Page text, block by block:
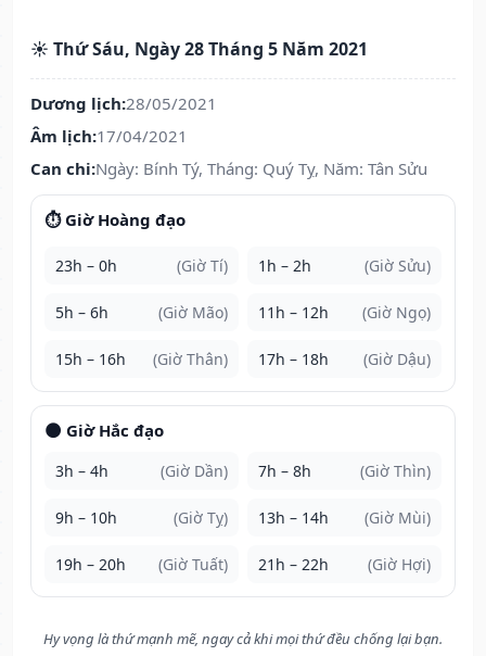
☀️ Thứ Sáu, Ngày 28 Tháng 5 Năm 2021
Dương lịch:28/05/2021
Âm lịch:17/04/2021
Can chi:Ngày: Bính Tý, Tháng: Quý Tỵ, Năm: Tân Sửu
⏱️ Giờ Hoàng đạo
23h – 0h (Giờ Tí) 1h – 2h (Giờ Sửu)
5h – 6h (Giờ Mão) 11h – 12h (Giờ Ngọ)
15h – 16h (Giờ Thân) 17h – 18h (Giờ Dậu)
🌑 Giờ Hắc đạo
3h – 4h (Giờ Dần) 7h – 8h (Giờ Thìn)
9h – 10h (Giờ Tỵ) 13h – 14h (Giờ Mùi)
19h – 20h (Giờ Tuất) 21h – 22h (Giờ Hợi)
Hy vọng là thứ mạnh mẽ, ngay cả khi mọi thứ đều chống lại bạn.